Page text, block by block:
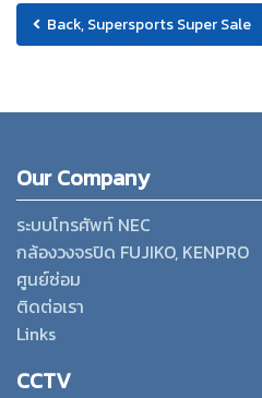
Back, Supersports Super Sale
Our Company
ระบบโทรศัพท์ NEC
กล้องวงจรปิด FUJIKO, KENPRO
ศูนย์ซ่อม
ติดต่อเรา
Links
CCTV